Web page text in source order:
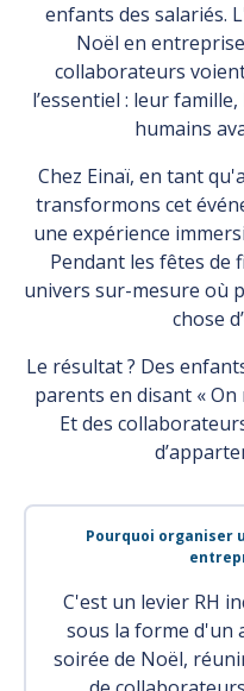
enfants des salariés.
Noël en
collaborateurs
l’essentiel : leur
humains
Chez Einaï, en tant
transformons cet
une expérience
Pendant les fêtes de
univers sur-mesure où
chose
Le résultat ? Des
parents en disant « On
Et des
Pourquoi organiser
C'est un levier RH
sous la forme d'un
soirée de Noël,